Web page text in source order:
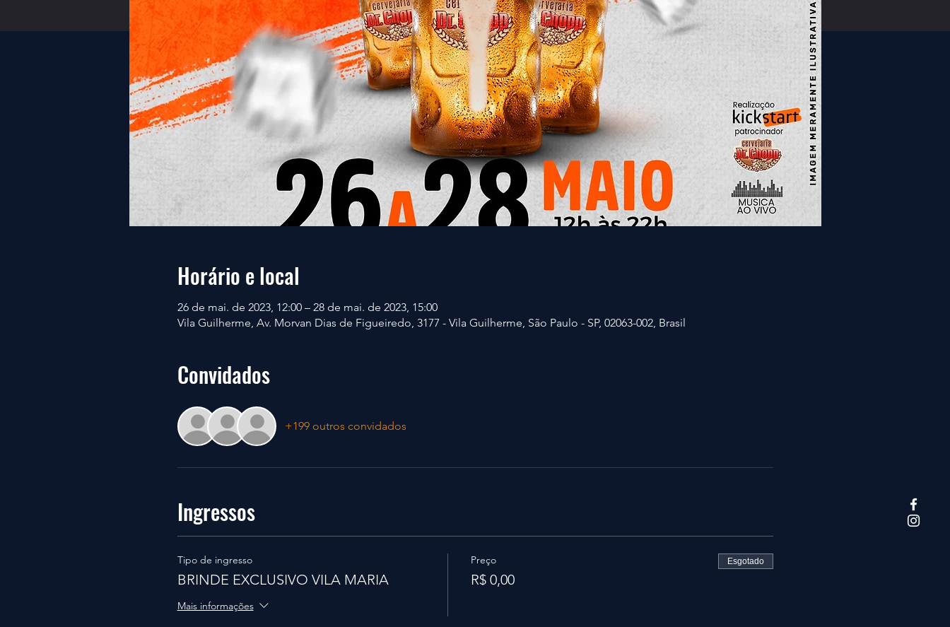
Horário e local
26 de mai. de 2023, 12:00 – 28 de mai. de 2023, 15:00
Vila Guilherme, Av. Morvan Dias de Figueiredo, 3177 - Vila Guilherme, São Paulo - SP, 02063-002, Brasil
Convidados
+199 outros convidados
Ingressos
Tipo de ingresso
BRINDE EXCLUSIVO VILA MARIA
Mais informações
Preço
R$ 0,00
Esgotado